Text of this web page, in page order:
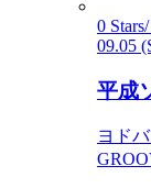
0
09.05
平成
ヨド